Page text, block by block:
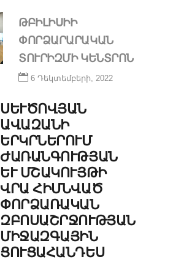
ԹԲԻԼԻՍԻԻ
ՓՈՐՁԱՐԱՐԱԿԱՆ
ՏՈՒՐԻԶՄԻ ԿԵՆՏՐՈՆ
6 Դեկտեմբերի, 2022
ՍԵՒԾՈՎՅԱՆ Ա
ՎԱԶԱՆԻ Ե
ՐԿՐՆԵՐՈՒՄ Ժ
ԱՌԱՆԳՈՒԹՅԱՆ ԵՒ
ՄՇԱԿՈՒՅԹԻ ՎՐ
Ա ՀԻՄՆՎԱԾ ՓՈ
ՐՁԱՌԱԿԱՆ ԶԲ
ՈՍԱՇՐՋՈՒԹՅԱՆ ՄԻ
ՋԱԶԳԱՅԻՆ ՑՈ
ՒՑԱՀԱՆԴԵՍ